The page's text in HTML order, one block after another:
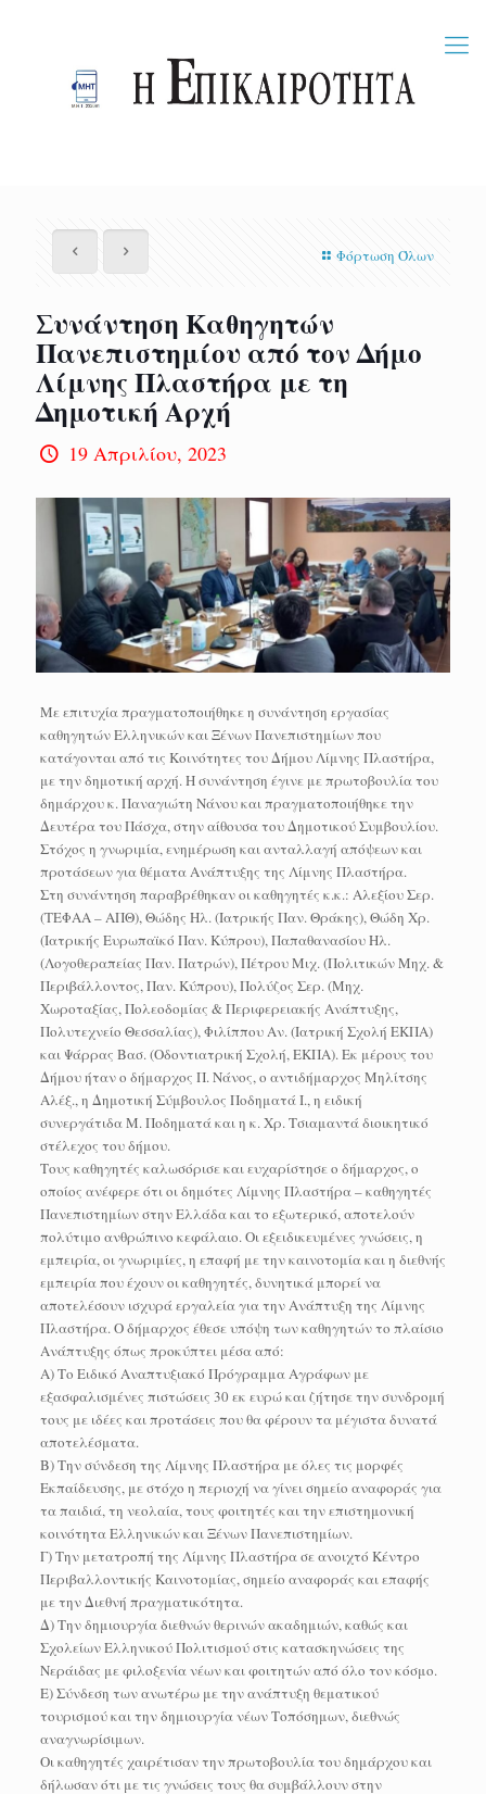
Φόρτωση Όλων
Συνάντηση Καθηγητών
Πανεπιστημίου από τον Δήμο
Λίμνης Πλαστήρα με τη
Δημοτική Αρχή
19 Απριλίου, 2023
Με επιτυχία πραγματοποιήθηκε η συνάντηση εργασίας
καθηγητών Ελληνικών και Ξένων Πανεπιστημίων που
κατάγονται από τις Κοινότητες του Δήμου Λίμνης Πλαστήρα,
με την δημοτική αρχή. Η συνάντηση έγινε με πρωτοβουλία του
δημάρχου κ. Παναγιώτη Νάνου και πραγματοποιήθηκε την
Δευτέρα του Πάσχα, στην αίθουσα του Δημοτικού Συμβουλίου.
Στόχος η γνωριμία, ενημέρωση και ανταλλαγή απόψεων και
προτάσεων για θέματα Ανάπτυξης της Λίμνης Πλαστήρα.
Στη συνάντηση παραβρέθηκαν οι καθηγητές κ.κ.: Αλεξίου Σερ.
(ΤΕΦΑΑ – ΑΠΘ), Θώδης Ηλ. (Ιατρικής Παν. Θράκης), Θώδη Χρ.
(Ιατρικής Ευρωπαϊκό Παν. Κύπρου), Παπαθανασίου Ηλ.
(Λογοθεραπείας Παν. Πατρών), Πέτρου Μιχ. (Πολιτικών Μηχ. &
Περιβάλλοντος, Παν. Κύπρου), Πολύζος Σερ. (Μηχ.
Χωροταξίας, Πολεοδομίας & Περιφερειακής Ανάπτυξης,
Πολυτεχνείο Θεσσαλίας), Φιλίππου Αν. (Ιατρική Σχολή ΕΚΠΑ)
και Ψάρρας Βασ. (Οδοντιατρική Σχολή, ΕΚΠΑ). Εκ μέρους του
Δήμου ήταν ο δήμαρχος Π. Νάνος, ο αντιδήμαρχος Μηλίτσης
Αλέξ., η Δημοτική Σύμβουλος Ποδηματά Ι., η ειδική
συνεργάτιδα Μ. Ποδηματά και η κ. Χρ. Τσιαμαντά διοικητικό
στέλεχος του δήμου.
Τους καθηγητές καλωσόρισε και ευχαρίστησε ο δήμαρχος, ο
οποίος ανέφερε ότι οι δημότες Λίμνης Πλαστήρα – καθηγητές
Πανεπιστημίων στην Ελλάδα και το εξωτερικό, αποτελούν
πολύτιμο ανθρώπινο κεφάλαιο. Οι εξειδικευμένες γνώσεις, η
εμπειρία, οι γνωριμίες, η επαφή με την καινοτομία και η διεθνής
εμπειρία που έχουν οι καθηγητές, δυνητικά μπορεί να
αποτελέσουν ισχυρά εργαλεία για την Ανάπτυξη της Λίμνης
Πλαστήρα. Ο δήμαρχος έθεσε υπόψη των καθηγητών το πλαίσιο
Ανάπτυξης όπως προκύπτει μέσα από:
Α) Το Ειδικό Αναπτυξιακό Πρόγραμμα Αγράφων με
εξασφαλισμένες πιστώσεις 30 εκ ευρώ και ζήτησε την συνδρομή
τους με ιδέες και προτάσεις που θα φέρουν τα μέγιστα δυνατά
αποτελέσματα.
Β) Την σύνδεση της Λίμνης Πλαστήρα με όλες τις μορφές
Εκπαίδευσης, με στόχο η περιοχή να γίνει σημείο αναφοράς για
τα παιδιά, τη νεολαία, τους φοιτητές και την επιστημονική
κοινότητα Ελληνικών και Ξένων Πανεπιστημίων.
Γ) Την μετατροπή της Λίμνης Πλαστήρα σε ανοιχτό Κέντρο
Περιβαλλοντικής Καινοτομίας, σημείο αναφοράς και επαφής
με την Διεθνή πραγματικότητα.
Δ) Την δημιουργία διεθνών θερινών ακαδημιών, καθώς και
Σχολείων Ελληνικού Πολιτισμού στις κατασκηνώσεις της
Νεράιδας με φιλοξενία νέων και φοιτητών από όλο τον κόσμο.
Ε) Σύνδεση των ανωτέρω με την ανάπτυξη θεματικού
τουρισμού και την δημιουργία νέων Τοπόσημων, διεθνώς
αναγνωρίσιμων.
Οι καθηγητές χαιρέτισαν την πρωτοβουλία του δημάρχου και
δήλωσαν ότι με τις γνώσεις τους θα συμβάλλουν στην